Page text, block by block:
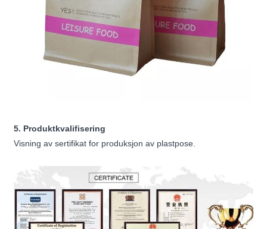
5. Produktkvalifisering
Visning av sertifikat for produksjon av plastpose.